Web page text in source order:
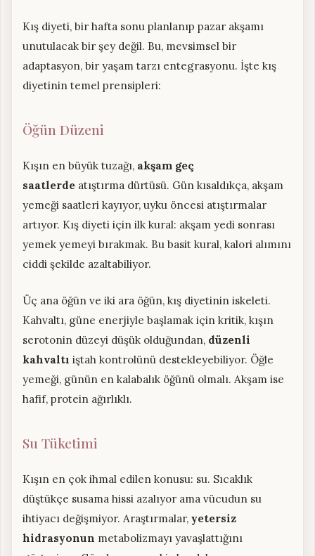
Kış diyeti, bir hafta sonu planlanıp pazar akşamı
unutulacak bir şey değil. Bu, mevsimsel bir
adaptasyon, bir yaşam tarzı entegrasyonu. İşte kış
diyetinin temel prensipleri:
Öğün Düzeni
Kışın en büyük tuzağı, akşam geç
saatlerde atıştırma dürtüsü. Gün kısaldıkça, akşam
yemeği saatleri kayıyor, uyku öncesi atıştırmalar
artıyor. Kış diyeti için ilk kural: akşam yedi sonrası
yemek yemeyi bırakmak. Bu basit kural, kalori alımını
ciddi şekilde azaltabiliyor.
Üç ana öğün ve iki ara öğün, kış diyetinin iskeleti.
Kahvaltı, güne enerjiyle başlamak için kritik, kışın
serotonin düzeyi düşük olduğundan, düzenli
kahvaltı iştah kontrolünü destekleyebiliyor. Öğle
yemeği, günün en kalabalık öğünü olmalı. Akşam ise
hafif, protein ağırlıklı.
Su Tüketimi
Kışın en çok ihmal edilen konusu: su. Sıcaklık
düştükçe susama hissi azalıyor ama vücudun su
ihtiyacı değişmiyor. Araştırmalar, yetersiz
hidrasyonun metabolizmayı yavaşlattığını